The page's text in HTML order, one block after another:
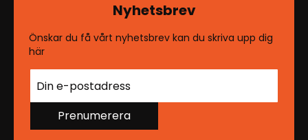
Nyhetsbrev
Önskar du få vårt nyhetsbrev kan du skriva upp dig
här
Prenumerera